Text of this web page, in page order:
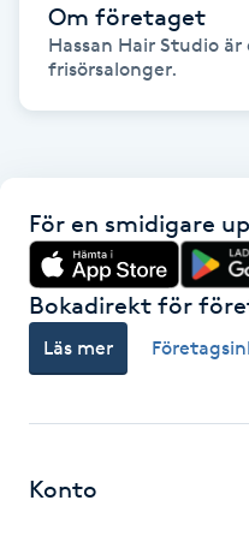
Gellack
Gellack med förstärkning
Gravidyoga
Gruppträning
Gua Sha-massage
H
Om företaget
Hassan Hair Studio är
frisörsalonger.
För en smidigare
Bokadirekt för
Läs mer
Konto